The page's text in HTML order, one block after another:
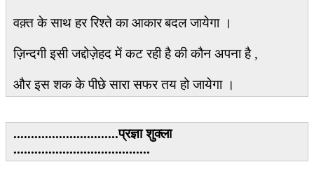
वक़्त के साथ हर रिश्ते का आकारबदल जायेगा ।
ज़िन्दगी इसी जद्दोज़ेहद में कट रही है की कौन अपना है ,
और इस शक के पीछे सारा सफर तय हो जायेगा ।
..............................प्रज्ञा शुक्ला
.......................................